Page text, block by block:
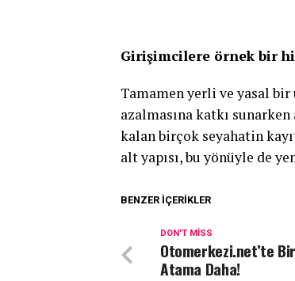
Girişimcilere örnek bir
Tamamen yerli ve yasal
azalmasına katkı
kalan birçok seyahatin
alt yapısı, bu yönüyle de
BENZER İÇERIKLER
DON'T MISS
Otomerkezi.net’te
Atama Daha!